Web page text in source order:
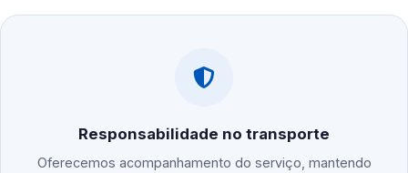
Responsabilidade no transporte
Oferecemos acompanhamento do serviço, mantendo